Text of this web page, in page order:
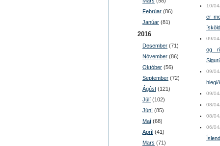
Febrúar (86)
Janúar (81)
2016
Desember (71)
Nóvember (86)
Október (56)
September (72)
Ágúst (121)
Júlí (102)
Júní (85)
Maí (68)
Apríl (41)
Mars (71)
10/
er
09/
og
09/
09/
08/
08/
06/